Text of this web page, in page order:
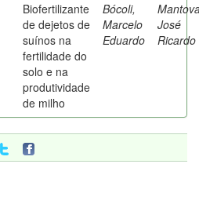
Biofertilizante
de dejetos de
suínos na
fertilidade do
solo e na
produtividade
de milho
Bócoli,
Marcelo
Eduardo
José
Ricardo